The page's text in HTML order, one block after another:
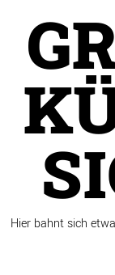
Hier bahnt sich